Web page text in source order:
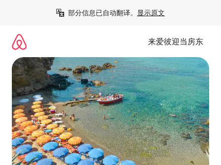
部分信息已自动翻译。 显示原文
来爱彼迎当房东